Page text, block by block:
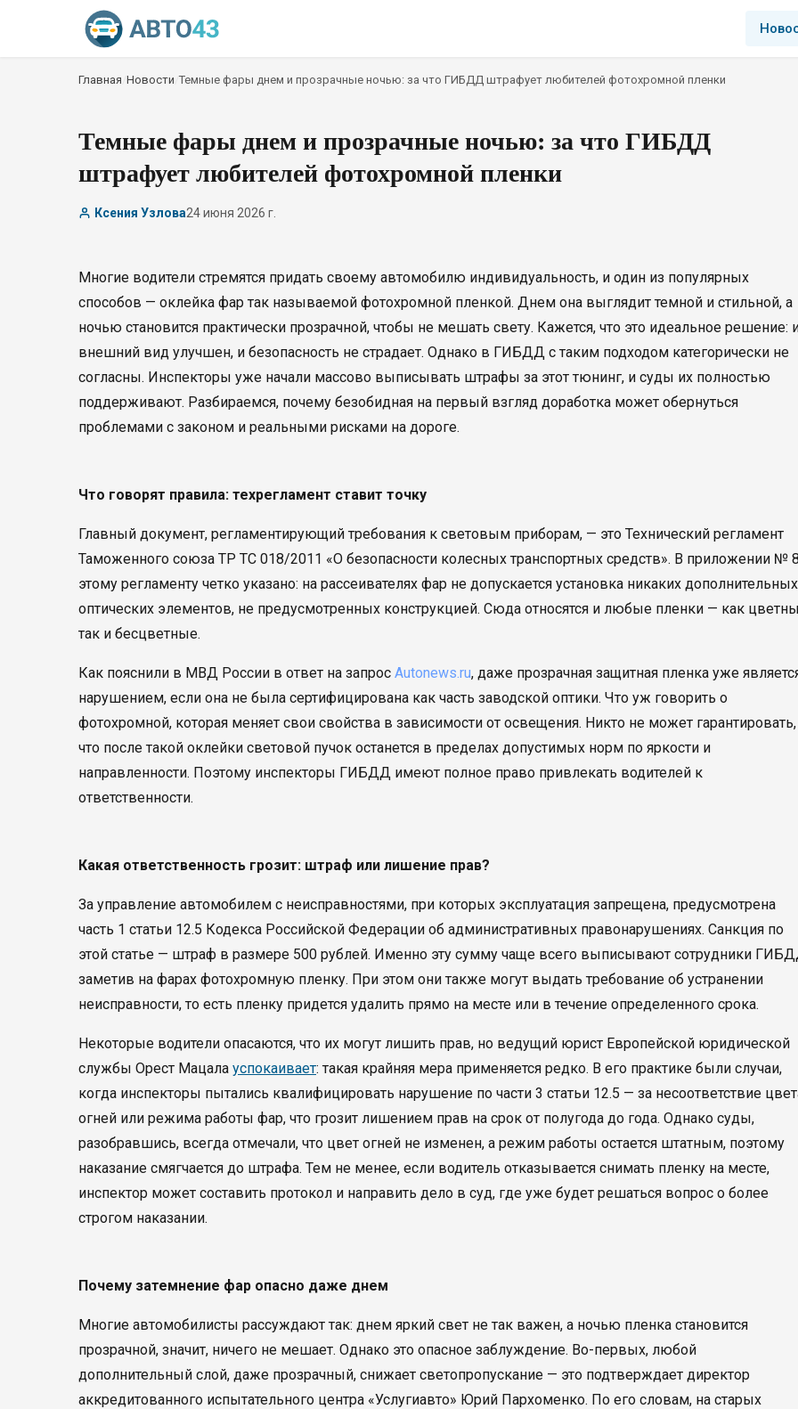
Главная Новости /Темные фары днем и прозрачные ночью: за что ГИБДД штрафует любителей фотохромной пленки
Темные фары днем и прозрачные ночью: за что ГИБДД
штрафует любителей фотохромной пленки
Ксения Узлова24 июня 2026 г.
Многие водители стремятся придать своему автомобилю индивидуальность, и один из популярных
способов — оклейка фар так называемой фотохромной пленкой. Днем она выглядит темной и стильной, а
ночью становится практически прозрачной, чтобы не мешать свету. Кажется, что это идеальное решение:
внешний вид улучшен, и безопасность не страдает. Однако в ГИБДД с таким подходом категорически не
согласны. Инспекторы уже начали массово выписывать штрафы за этот тюнинг, и суды их полностью
поддерживают. Разбираемся, почему безобидная на первый взгляд доработка может обернуться
проблемами с законом и реальными рисками на дороге.
Что говорят правила: техрегламент ставит точку
Главный документ, регламентирующий требования к световым приборам, — это Технический регламент
Таможенного союза ТР ТС 018/2011 «О безопасности колесных транспортных средств». В приложении №
этому регламенту четко указано: на рассеивателях фар не допускается установка никаких дополнительных
оптических элементов, не предусмотренных конструкцией. Сюда относятся и любые пленки — как
так и бесцветные.
Как пояснили в МВД России в ответ на запрос Autonews.ru, даже прозрачная защитная пленка уже
нарушением, если она не была сертифицирована как часть заводской оптики. Что уж говорить о
фотохромной, которая меняет свои свойства в зависимости от освещения. Никто не может гарантировать,
что после такой оклейки световой пучок останется в пределах допустимых норм по яркости и
направленности. Поэтому инспекторы ГИБДД имеют полное право привлекать водителей к
ответственности.
Какая ответственность грозит: штраф или лишение прав?
За управление автомобилем с неисправностями, при которых эксплуатация запрещена, предусмотрена
часть 1 статьи 12.5 Кодекса Российской Федерации об административных правонарушениях. Санкция по
этой статье — штраф в размере 500 рублей. Именно эту сумму чаще всего выписывают сотрудники
заметив на фарах фотохромную пленку. При этом они также могут выдать требование об устранении
неисправности, то есть пленку придется удалить прямо на месте или в течение определенного срока.
Некоторые водители опасаются, что их могут лишить прав, но ведущий юрист Европейской юридической
службы Орест Мацала успокаивает: такая крайняя мера применяется редко. В его практике были случаи,
когда инспекторы пытались квалифицировать нарушение по части 3 статьи 12.5 — за несоответствие
огней или режима работы фар, что грозит лишением прав на срок от полугода до года. Однако суды,
разобравшись, всегда отмечали, что цвет огней не изменен, а режим работы остается штатным, поэтому
наказание смягчается до штрафа. Тем не менее, если водитель отказывается снимать пленку на месте,
инспектор может составить протокол и направить дело в суд, где уже будет решаться вопрос о более
строгом наказании.
Почему затемнение фар опасно даже днем
Многие автомобилисты рассуждают так: днем яркий свет не так важен, а ночью пленка становится
прозрачной, значит, ничего не мешает. Однако это опасное заблуждение. Во-первых, любой
дополнительный слой, даже прозрачный, снижает светопропускание — это подтверждает директор
аккредитованного испытательного центра «Услугиавто» Юрий Пархоменко. По его словам, на старых